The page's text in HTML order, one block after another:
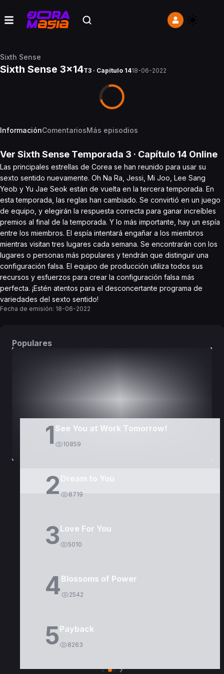
Sixth Sense
Sixth Sense 3x14T3 · Capítulo 1418-06-2022
InformaciónComentariosMás episodios
Ver Sixth Sense Temporada 3 · Capítulo 14 Online
Las principales estrellas de Corea se han reunido para usar su
sexto sentido nuevamente. Oh Na Ra, Jessi, Mi Joo, Lee Sang
Yeob y Yu Jae Seok están de vuelta en la tercera temporada. En
esta temporada, las reglas han cambiado. Se convirtió en un juego
de equipo, y elegirán la respuesta correcta para ganar increíbles
premios al final de la temporada. Y lo más importante, hay un espía
entre los miembros. El espía intentará engañar a los miembros
mientras visitan tres lugares cada semana. Se encontrarán con los
lugares o personas más populares y tendrán que distinguir una
configuración falsa. El equipo de producción utiliza todos sus
recursos y esfuerzos para crear la configuración falsa más
perfecta. ¡Estén atentos para el desconcertante programa de
variedades del sexto sentido!
Fecha de emisión: 18-06-2022
Populares
1 See You at Work Tomorrow!
10859
2 8719
3Love For You
5010
4Blossoms of Power
2542
5Payback
8263